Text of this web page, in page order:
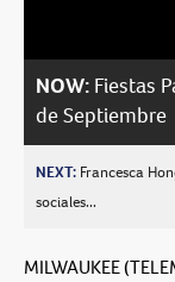
NOW: Fiestas
de Septiembre
NEXT: Francesca
sociales...
MILWAUKEE